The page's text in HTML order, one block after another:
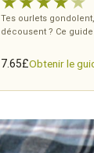
Tes ourlets
décousent ? Ce guide
machines.
7.65£Obtenir le